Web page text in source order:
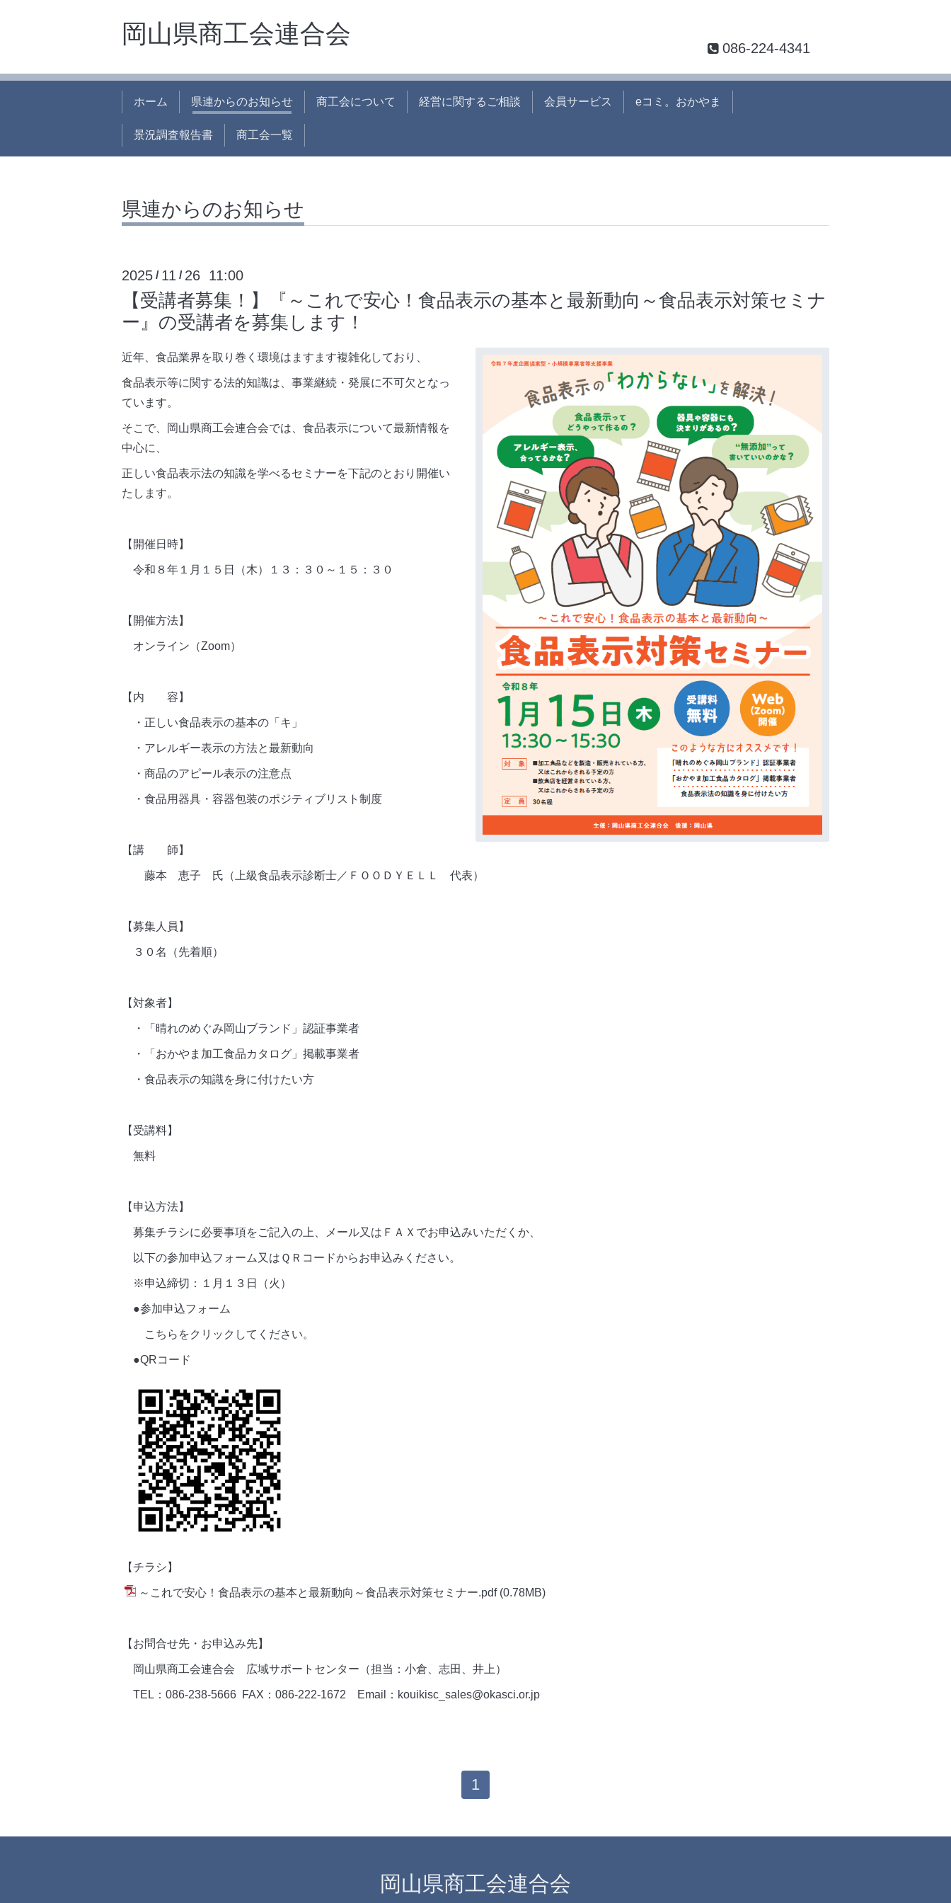
岡山県商工会連合会
086-224-4341
ホーム 県連からのお知らせ 商工会について 経営に関するご相談 会員サービス eコミ。おかやま
景況調査報告書 商工会一覧
県連からのお知らせ
2025 / 11 / 26 11:00
【受講者募集！】『～これで安心！食品表示の基本と最新動向～食品表示対策セミナ
ー』の受講者を募集します！
近年、食品業界を取り巻く環境はますます複雑化しており、
食品表示等に関する法的知識は、事業継続・発展に不可欠となっ
ています。
そこで、岡山県商工会連合会では、食品表示について最新情報を
中心に、
正しい食品表示法の知識を学べるセミナーを下記のとおり開催い
たします。
【開催日時】
令和８年１月１５日（木）１３：３０～１５：３０
【開催方法】
オンライン（Zoom）
【内 容】
・正しい食品表示の基本の「キ」
・アレルギー表示の方法と最新動向
・商品のアピール表示の注意点
・食品用器具・容器包装のポジティブリスト制度
【講 師】
藤本 恵子 氏（上級食品表示診断士／ＦＯＯＤＹＥＬＬ 代表）
【募集人員】
３０名（先着順）
【対象者】
・「晴れのめぐみ岡山ブランド」認証事業者
・「おかやま加工食品カタログ」掲載事業者
・食品表示の知識を身に付けたい方
【受講料】
無料
【申込方法】
募集チラシに必要事項をご記入の上、メール又はＦＡＸでお申込みいただくか、
以下の参加申込フォーム又はＱＲコードからお申込みください。
※申込締切：１月１３日（火）
●参加申込フォーム
こちらをクリックしてください。
●QRコード
【チラシ】
～これで安心！食品表示の基本と最新動向～食品表示対策セミナー.pdf (0.78MB)
【お問合せ先・お申込み先】
岡山県商工会連合会 広域サポートセンター（担当：小倉、志田、井上）
TEL：086-238-5666 FAX：086-222-1672 Email：kouikisc_sales@okasci.or.jp
1
岡山県商工会連合会